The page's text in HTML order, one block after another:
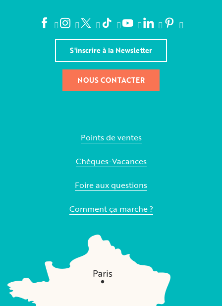
S'inscrire à la Newsletter
NOUS CONTACTER
Points de ventes
Chèques-Vacances
Foire aux questions
Comment ça marche ?